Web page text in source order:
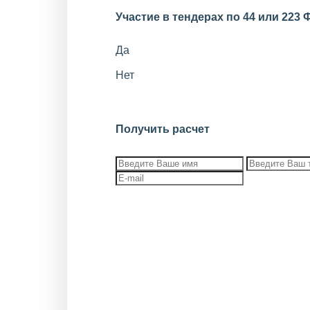
Участие в тендерах по 44 или 223
Да
Нет
Получить расчет